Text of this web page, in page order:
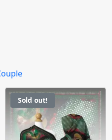
Sold out!